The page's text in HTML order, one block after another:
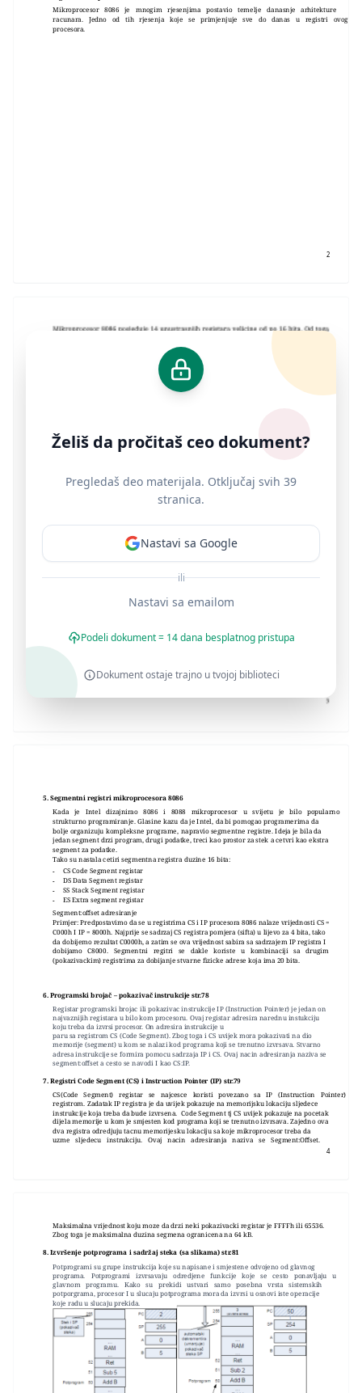
Mikroprocesor 8086 je mnogim rjesenjima postavio temelje danasnje arhitekture
racunara. Jedno od tih rjesenja koje se primjenjuje sve do danas u registri ovog
procesora.
2
5. Segmentni registri mikroprocesora 8086
Kada je Intel dizajnirao 8086 i 8088 mikroprocesor u svijetu je bilo popularno
strukturno programiranje. Glasine kazu da je Intel, da bi pomogao programerima da
bolje organizuju kompleksne programe, napravio segmentne registre. Ideja je bila da
jedan segment drzi program, drugi podatke, treci kao prostor za stek a cetvri kao ekstra
segment za podatke.
Tako su nastala cetiri segmentna registra duzine 16 bita:
-
CS Code Segment registar
- DS Data Segment registar
-
SS Stack Segment registar
-
ES Extra segment registar
Segment:offset adresiranje
Primjer: Predpostavimo da se u registrima CS i IP procesora 8086 nalaze vrijednosti CS =
C000h I IP = 8000h. Najprije se sadrzaj CS registra pomjera (sifta) u lijevo za 4 bita, tako
da dobijemo rezultat C0000h, a zatim se ova vrijednost sabira sa sadrzajem IP registra I
dobijamo C8000. Segmentni regitri se dakle koriste u kombinaciji sa drugim
(pokazivackim) registrima za dobijanje stvarne fizicke adrese koja ima 20 bita.
6. Programski brojač – pokazivač instrukcije str.78
Registar programski brojac ili pokazivac instrukcije IP (Instruction Pointer) je jedan on
najvaznijih registara u bilo kom procesoru. Ovaj registar adresira narednu instukciju
koju treba da izvrsi procesor. On adresira instrukcije u
paru sa registrom CS (Code Segment). Zbog toga i CS uvijek mora pokazivati na dio
memorije (segment) u kom se nalazi kod programa koji se trenutno izvrsava. Stvarno
adresa instrukcije se formira pomocu sadrzaja IP i CS. Ovaj nacin adresiranja naziva se
segment:offset a cesto se navodi I kao CS:IP.
7. Registri Code Segment (CS) i Instruction Pointer (IP) str.79
CS(Code Segment) registar se najcesce koristi povezano sa IP (Instruction Pointer)
registrom. Zadatak IP registra je da uvijek pokazuje na memorijsku lokaciju sljedece
instrukcije koja treba da bude izvrsena. Code Segment tj CS uvijek pokazuje na pocetak
dijela memorije u kom je smjesten kod programa koji se trenutno izvrsava. Zajedno ova
dva registra odredjuju tacnu memorijesku lokaciju sa koje mikroprocesor treba da
uzme sljedecu instrukciju. Ovaj nacin adresiranja naziva se Segment:Offset.
4
Maksimalna vrijednost koju moze da drzi neki pokazivacki registar je FFFFh ili 65536.
Zbog toga je maksimalna duzina segmena ogranicena na 64 kB.
8. Izvršenje potprograma i sadržaj steka (sa slikama) str.81
Potprogrami su grupe instrukcija koje su napisane i smjestene odvojeno od glavnog
programa. Potprogrami izvrsavaju odredjene funkcije koje se cesto ponavljaju u
glavnom programu. Kako su prekidi ustvari samo posebna vrsta sistemskih
potporgrama, procesor I u slucaju potprograma mora da izvrsi u osnovi iste operacije
koje radu u slucaju prekida.
Želiš da pročitaš ceo dokument?
Pregledaš deo materijala. Otključaj svih 39
stranica.
Nastavi sa Google
ili
Nastavi sa emailom
Podeli dokument = 14 dana besplatnog pristupa
Dokument ostaje trajno u tvojoj biblioteci